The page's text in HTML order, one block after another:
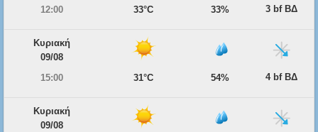
12:00
33°C 33% 3 bf ΒΔ
Κυριακή
09/08
15:00
31°C 54% 4 bf ΒΔ
Κυριακή
09/08